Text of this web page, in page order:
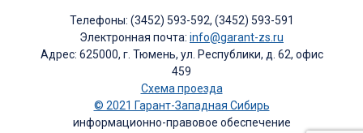
Телефоны: (3452) 593-592, (3452) 593-591
Электронная почта: info@garant-zs.ru
Адрес: 625000, г. Тюмень, ул. Республики, д. 62, офис
459
Схема проезда
© 2021 Гарант-Западная Сибирь
информационно-правовое обеспечение